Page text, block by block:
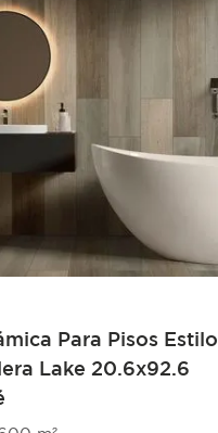
Para Pisos Estilo
Lake 20.6x92.6